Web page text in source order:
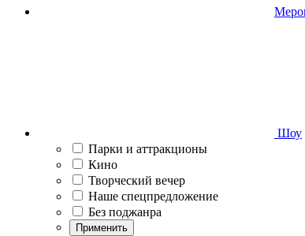
Шоу
Парки и аттракционы
Кино
Творческий вечер
Наше спецпредложение
Без поджанра
Применить